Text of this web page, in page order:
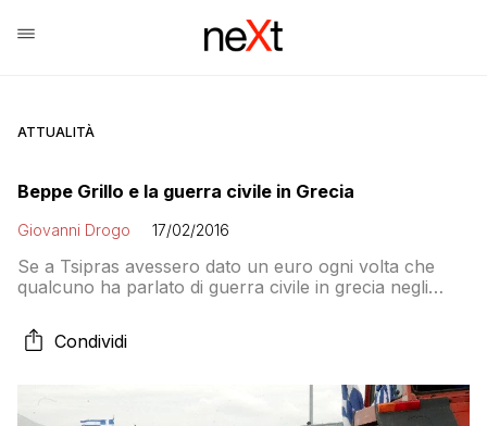
ATTUALITÀ
Beppe Grillo e la guerra civile in Grecia
Giovanni Drogo 17/02/2016
Se a Tsipras avessero dato un euro ogni volta che
qualcuno ha parlato di guerra civile in grecia negli
pubblico. E ieri indovinate a chi è toccato?
Condividi